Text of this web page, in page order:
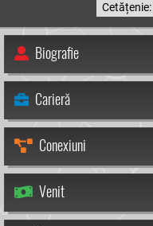
Cetățenie:
Biografie
Carieră
Conexiuni
Venit